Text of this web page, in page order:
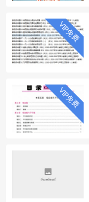
VIP免费
VIP免费